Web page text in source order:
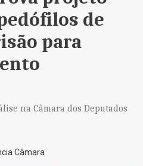
de
para
na Câmara dos Deputados
Câmara